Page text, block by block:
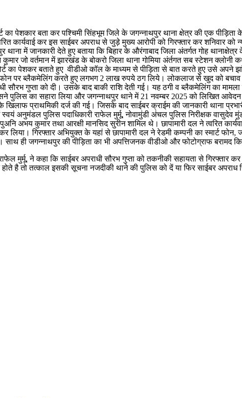
का पेशकार बता कर पश्चिमी सिंहभूम जिले के जगन्नाथपुर थाना क्षेत्र की एक
कार्यवाई कर इस साईबर अपराध से जुड़े मुख्य आरोपी को गिरफ्तार कर शनिवार
थाना में जानकारी देते हुए बताया कि बिहार के औरंगाबाद जिला अंतर्गत गोह थानाक्षेत्र
कुमार जो वर्तमान में झारखंड के बोकरो जिला थाना गोमिया अंर्तगत सब स्टेशन
का पेशकर बताते हुए वीडीओ कॉल के माध्यम से पीड़िता से बात करते हुए उसे
को फोन पर ब्लैकमेलिंग करते हुए लगभग 2 लाख रुपये ठग लिये। लोकलाज से खुद को
सौरभ गुप्ता को दी। उसके बाद बाकी राशि देती गई। यह ठगी व ब्लैकमेलिंग का
पुलिस का सहारा लिया और जगन्नाथपुर थाने में 21 नवम्बर 2025 को लिखित
खिलाफ प्राथमिकी दर्ज की गई। जिसके बाद साईबर क्राईम की जानकारी थाना
स्वयं अनुमंडल पुलिस पदाधिकारी राफेल मुर्मू, नोवामुंडी अंचल पुलिस निरीक्षक
अभय कुमार तथा आरक्षी मानसिद सुरीन शामिल थे। छापामारी दल ने त्वरित
लिया। गिरफ्तार अभियुक्त के यहां से छापामारी दल ने रेडमी कम्पनी का स्मार्ट
ही जगन्नाथपुर की पीड़िता का भी अपत्तिजनक वीडीओ और फोटोग्राफ बरामद
मुर्मू, ने कहा कि साईबर अपराधी सौरभ गुप्ता को तकनीकी सहायता से
होते है तो तत्काल इसकी सूचना नजदीकी थाने की पुलिस को दें या फिर साईबर